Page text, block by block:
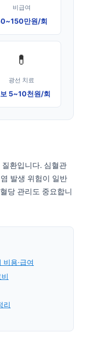
비급여
만원/회
💊
광선 치료
5~10천원/회
환입니다. 심혈관
발생 위험이 일반
당 관리도 중요합니
용·급여
리